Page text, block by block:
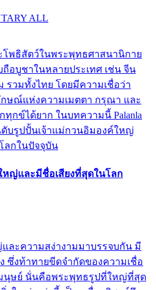
ALL
โพธิสัตว์ในพระพุทธศาสนานิกาย
อบูชาในหลายประเทศ เช่น จีน
รวมทั้งไทย โดยมีความเชื่อว่า
ษณ์แห่งความเมตตา กรุณา และ
กข์ได้ยาก ในบทความนี้ Palanla
ดับรูปปั้นเจ้าแม่กวนอิมองค์ใหญ่
ลกในปัจจุบัน
หญ่และมีชื่อเสียงที่สุดในโลก
ละความสง่างามมาบรรจบกัน มี
ซึ่งท้าทายขีดจำกัดของความเชื่อ
นุษย์ นั่นคือพระพุทธรูปที่ใหญ่ที่สุด